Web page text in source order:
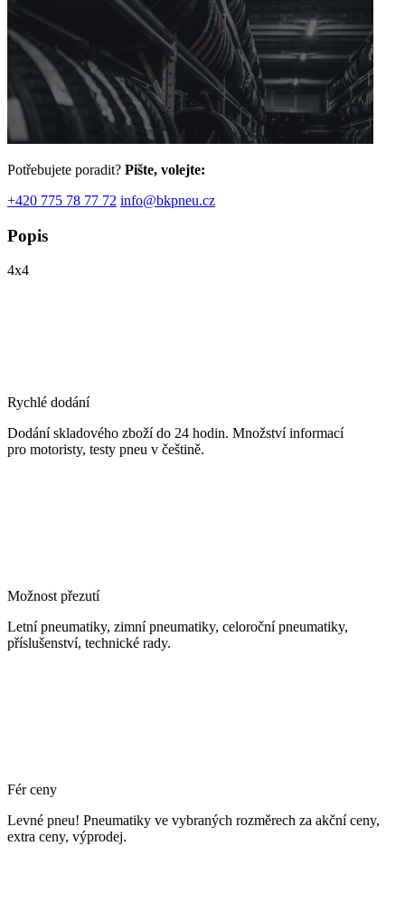
Potřebujete poradit? Pište, volejte:
+420 775 78 77 72 info@bkpneu.cz
Popis
4x4
Rychlé dodání
Dodání skladového zboží do 24 hodin. Množství informací
pro motoristy, testy pneu v češtině.
Možnost přezutí
Letní pneumatiky, zimní pneumatiky, celoroční pneumatiky,
příslušenství, technické rady.
Fér ceny
Levné pneu! Pneumatiky ve vybraných rozměrech za akční ceny,
extra ceny, výprodej.